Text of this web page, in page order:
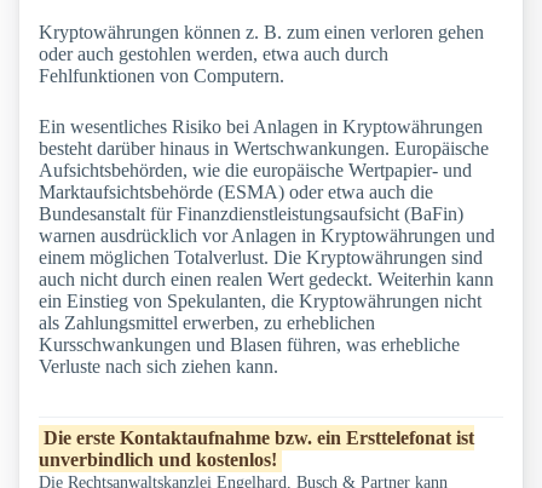
Kryptowährungen können z. B. zum einen verloren gehen
oder auch gestohlen werden, etwa auch durch
Fehlfunktionen von Computern.
Ein wesentliches Risiko bei Anlagen in Kryptowährungen
besteht darüber hinaus in Wertschwankungen. Europäische
Aufsichtsbehörden, wie die europäische Wertpapier- und
Marktaufsichtsbehörde (ESMA) oder etwa auch die
Bundesanstalt für Finanzdienstleistungsaufsicht (BaFin)
warnen ausdrücklich vor Anlagen in Kryptowährungen und
einem möglichen Totalverlust. Die Kryptowährungen sind
auch nicht durch einen realen Wert gedeckt. Weiterhin kann
ein Einstieg von Spekulanten, die Kryptowährungen nicht
als Zahlungsmittel erwerben, zu erheblichen
Kursschwankungen und Blasen führen, was erhebliche
Verluste nach sich ziehen kann.
Die erste Kontaktaufnahme bzw. ein Ersttelefonat ist
unverbindlich und kostenlos!
Die Rechtsanwaltskanzlei Engelhard, Busch & Partner kann